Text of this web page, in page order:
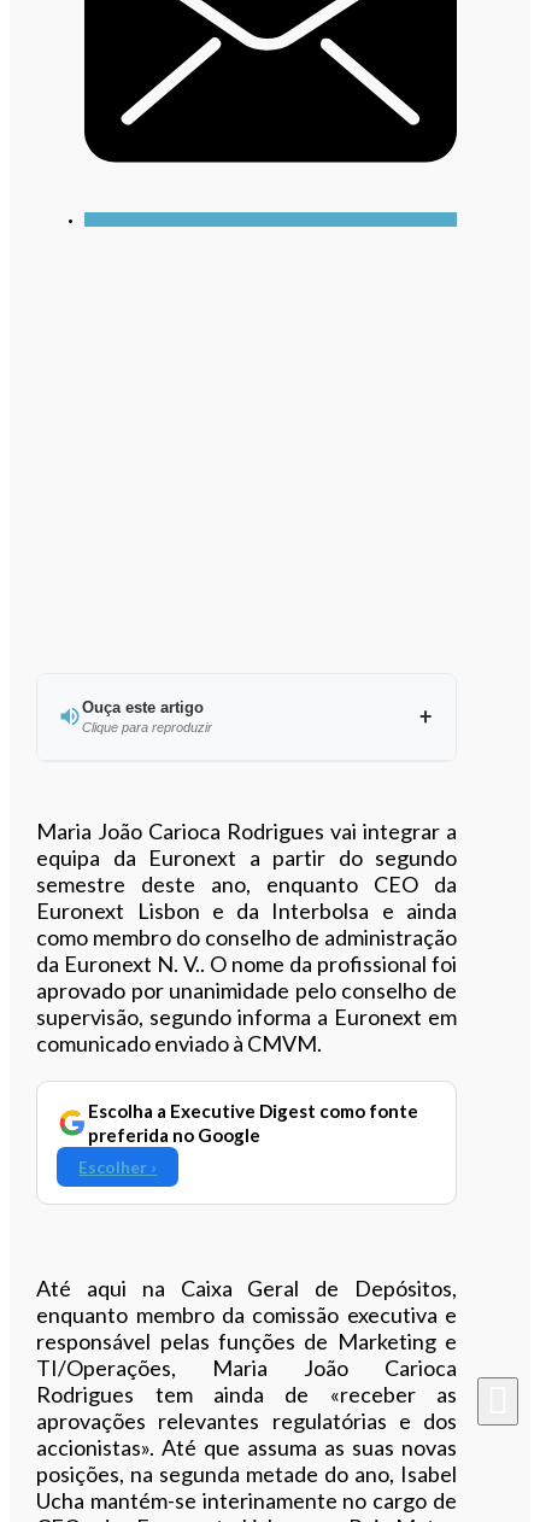
Ouça este artigo
Clique para reproduzir
Maria João Carioca Rodrigues vai integrar a
equipa da Euronext a partir do segundo
semestre deste ano, enquanto CEO da
Euronext Lisbon e da Interbolsa e ainda
como membro do conselho de administração
da Euronext N. V.. O nome da profissional foi
aprovado por unanimidade pelo conselho de
supervisão, segundo informa a Euronext em
comunicado enviado à CMVM.
Escolha a Executive Digest como fonte
preferida no Google
Escolher ›
Até aqui na Caixa Geral de Depósitos,
enquanto membro da comissão executiva e
responsável pelas funções de Marketing e
TI/Operações, Maria João Carioca
Rodrigues tem ainda de «receber as
aprovações relevantes regulatórias e dos
accionistas». Até que assuma as suas novas
posições, na segunda metade do ano, Isabel
Ucha mantém-se interinamente no cargo de